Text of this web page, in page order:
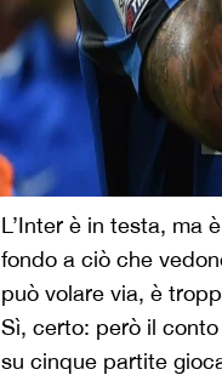
L’Inter è in testa, ma
fondo a ciò che
può volare via, è
Sì, certo: però il
su cinque partite